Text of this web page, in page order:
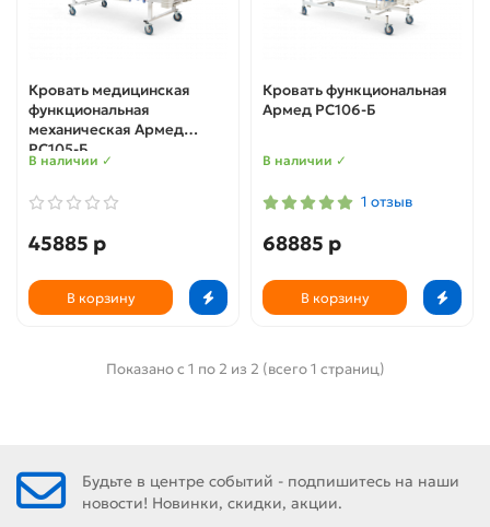
Кровать медицинская
функциональная
механическая Армед
РС105-Б
В наличии ✓
45885 р
В корзину
Кровать функциональная
Армед РС106-Б
В наличии ✓
1 отзыв
68885 р
В корзину
Показано с 1 по 2 из 2 (всего 1 страниц)
Будьте в центре событий - подпишитесь на наши
новости! Новинки, скидки, акции.